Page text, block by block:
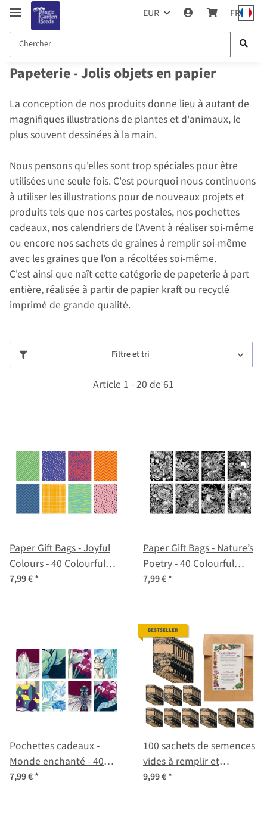
EUR FR
Papeterie - Jolis objets en papier
La conception de nos produits donne lieu à autant de
magnifiques illustrations de plantes et d'animaux, le
plus souvent dessinées à la main.
Nous pensons qu'elles sont trop spéciales pour être
utilisées une seule fois. C'est pourquoi nous continuons
à utiliser les illustrations pour de nouveaux projets et
produits tels que nos cartes postales, nos pochettes
cadeaux, nos calendriers de l'Avent à réaliser soi-même
ou encore nos sachets de graines à remplir soi-même
avec les graines que l'on a récoltées soi-même.
C'est ainsi que naît cette catégorie de papeterie à part
entière, réalisée à partir de papier kraft ou recyclé
imprimé de grande qualité.
Filtre et tri
Article 1 - 20 de 61
Paper Gift Bags - Joyful
Colours - 40 Colourful
Jewelry Bags/ Flat Bags
7,99 €*
Paper Gift Bags - Nature’s
Poetry - 40 Colourful
Jewelry Bags/ Flat Bags
7,99 €*
Pochettes cadeaux -
Monde enchanté - 40
pochettes en papier
7,99 €*
BESTSELLER
100 sachets de semences
vides à remplir et
étiquetter pour les
9,99 €*